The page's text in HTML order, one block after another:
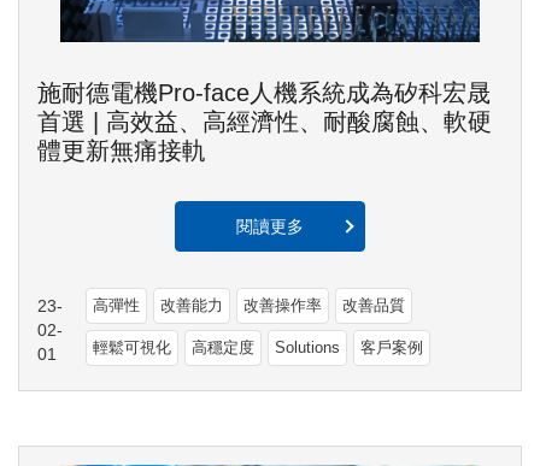
施耐德電機Pro-face人機系統成為矽科宏晟
首選 | 高效益、高經濟性、耐酸腐蝕、軟硬
體更新無痛接軌
閱讀更多
23-
02-
01
高彈性 改善能力 改善操作率 改善品質
輕鬆可視化 高穩定度 Solutions 客戶案例